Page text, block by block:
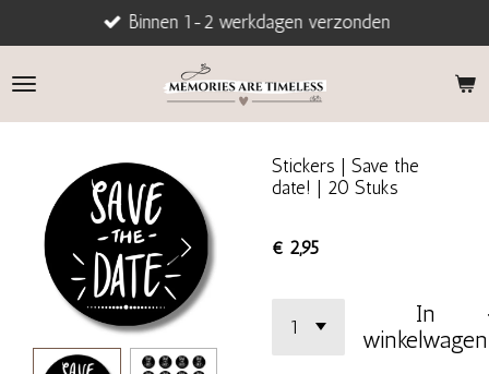
direct
naar
Binnen 1-2 werkdagen verzonden
Stickers | Save the
date! | 20 Stuks
€ 2,95
In
winkelwagen